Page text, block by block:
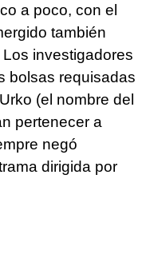
a poco, con el
también
investigadores
bolsas requisadas
(el nombre del
pertenecer a
negó
dirigida por